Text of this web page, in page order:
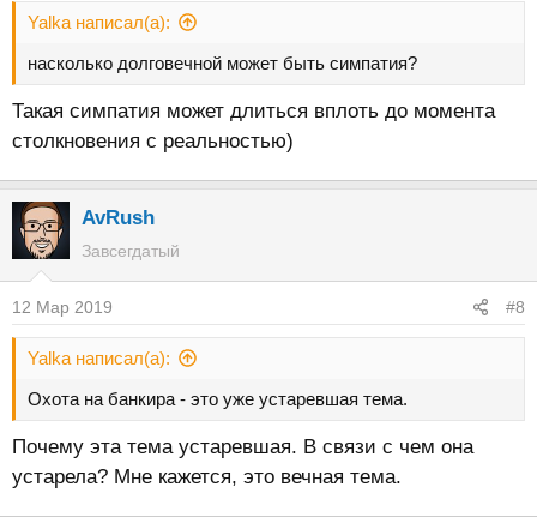
Yalka написал(а):
насколько долговечной может быть симпатия?
Такая симпатия может длиться вплоть до момента
столкновения с реальностью)
AvRush
Завсегдатый
12 Мар 2019 #8
Yalka написал(а):
Охота на банкира - это уже устаревшая тема.
Почему эта тема устаревшая. В связи с чем она
устарела? Мне кажется, это вечная тема.